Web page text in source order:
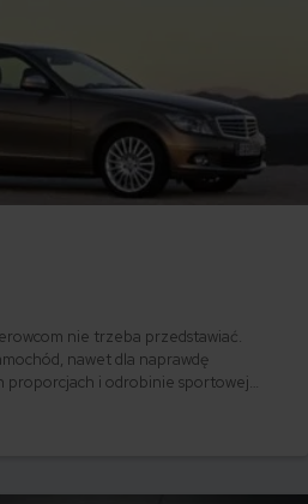
nie trzeba przedstawiać.
nawet dla naprawdę
proporcjach i odrobinie sportowej
są premium, czy można znaleźć